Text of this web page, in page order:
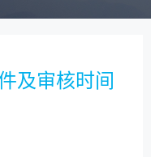
及审核时间